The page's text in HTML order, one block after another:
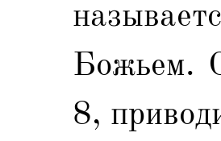
Божьем.
8,